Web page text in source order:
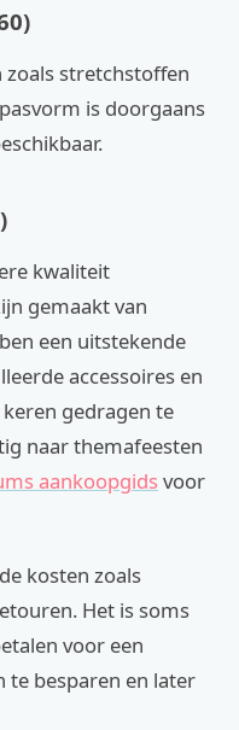
stretchstoffen
is doorgaans
kwaliteit
gemaakt van
een uitstekende
accessoires en
gedragen te
naar themafeesten
aankoopgids voor
kosten zoals
Het is soms
voor een
te besparen en later